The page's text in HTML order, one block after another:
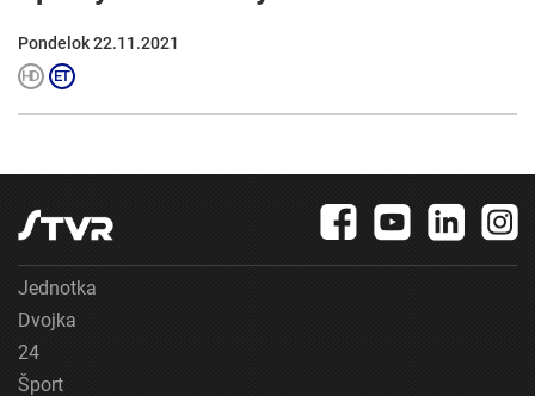
Pondelok 22.11.2021
Jednotka
Dvojka
24
Šport